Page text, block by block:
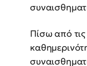
Πίσω από